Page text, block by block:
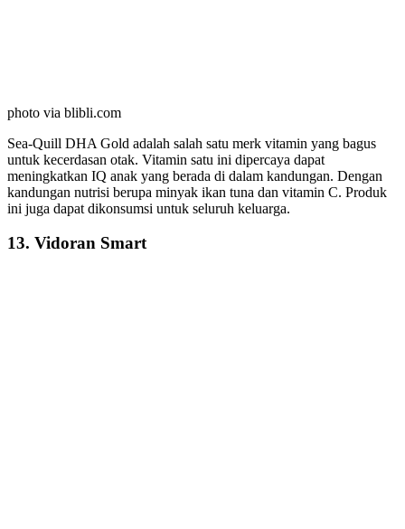
photo via blibli.com
Sea-Quill DHA Gold adalah salah satu merk vitamin yang bagus
untuk kecerdasan otak. Vitamin satu ini dipercaya dapat
meningkatkan IQ anak yang berada di dalam kandungan. Dengan
kandungan nutrisi berupa minyak ikan tuna dan vitamin C. Produk
ini juga dapat dikonsumsi untuk seluruh keluarga.
13. Vidoran Smart